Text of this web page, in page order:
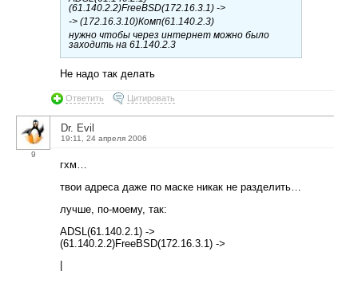
(61.140.2.2)FreeBSD(172.16.3.1) ->
-> (172.16.3.10)Комп(61.140.2.3)
нужно чтобы через интернет можно было
заходить на 61.140.2.3
Не надо так делать
Ответить Цитировать
9
Dr. Evil
19:11, 24 апреля 2006
гхм…
твои адреса даже по маске никак не разделить…
лучше, по-моему, так:
ADSL(61.140.2.1) ->
(61.140.2.2)FreeBSD(172.16.3.1) ->